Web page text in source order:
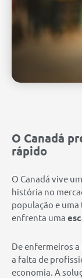
O Canadá
rápido
O Canadá vive
história no
população e
enfrenta uma
De enfermeiros
a falta de
economia. A